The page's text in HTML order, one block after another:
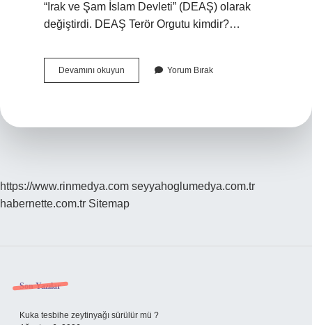
“Irak ve Şam İslam Devleti” (DEAŞ) olarak
değiştirdi. DEAŞ Terör Orgutu kimdir?…
Devamını okuyun
Hala
Yorum Bırak
https://www.rinmedya.com seyyahoglumedya.com.tr
habernette.com.tr Sitemap
Sidebar
Son Yazılar
Kuka tesbihe zeytinyağı sürülür mü ?